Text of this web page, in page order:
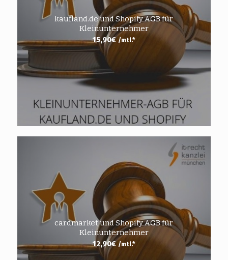
kaufland.de und Shopify AGB für
Kleinunternehmer
15,90€ /mtl.*
cardmarket und Shopify AGB für
Kleinunternehmer
12,90€ /mtl.*